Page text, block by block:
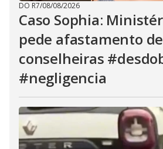
DO R7/08/08/2026
Caso Sophia:
pede afastamento de
conselheiras
#negligencia